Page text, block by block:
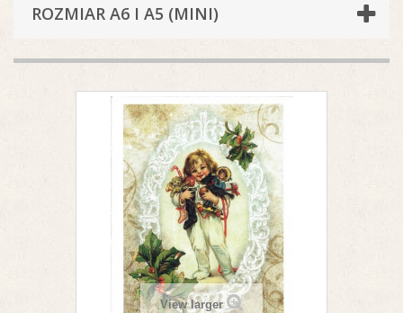
ROZMIAR A6 I A5 (MINI)
View larger